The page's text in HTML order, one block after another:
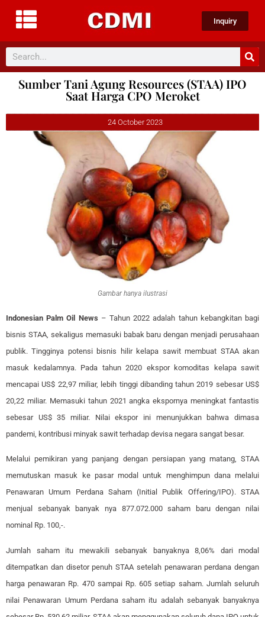
Inquiry
Sumber Tani Agung Resources (STAA) IPO
Saat Harga CPO Meroket
24 October 2023
Gambar hanya ilustrasi
Indonesian Palm Oil News – Tahun 2022 adalah tahun kebangkitan bagi
bisnis STAA, sekaligus memasuki babak baru dengan menjadi perusahaan
publik. Tingginya potensi bisnis hilir kelapa sawit membuat STAA akan
masuk kedalamnya. Pada tahun 2020 ekspor komoditas kelapa sawit
mencapai US$ 22,97 miliar, lebih tinggi dibanding tahun 2019 sebesar US$
20,22 miliar. Memasuki tahun 2021 angka ekspornya meningkat fantastis
sebesar US$ 35 miliar. Nilai ekspor ini menunjukkan bahwa dimasa
pandemi, kontribusi minyak sawit terhadap devisa negara sangat besar.
Melalui pemikiran yang panjang dengan persiapan yang matang, STAA
memutuskan masuk ke pasar modal untuk menghimpun dana melalui
Penawaran Umum Perdana Saham (Initial Publik Offering/IPO). STAA
menjual sebanyak banyak nya 877.072.000 saham baru dengan nilai
nominal Rp. 100,-.
Jumlah saham itu mewakili sebanyak banyaknya 8,06% dari modal
ditempatkan dan disetor penuh STAA setelah penawaran perdana dengan
harga penawaran Rp. 470 sampai Rp. 605 setiap saham. Jumlah seluruh
nilai Penawaran Umum Perdana saham itu adalah sebanyak banyaknya